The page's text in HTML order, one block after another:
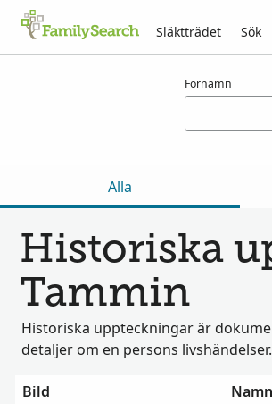
Släktträdet Sök
Förnamn
Alla
Historiska
Tammin
Historiska uppteckningar är
detaljer om en persons livshändelser.
Bild Namn